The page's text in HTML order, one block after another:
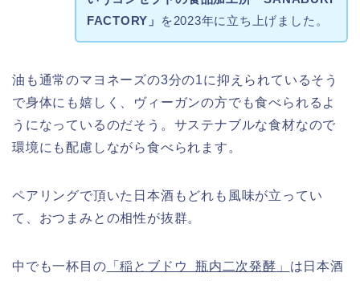
FACTORY」
を2023年に立ち上げました。
油も通常のマヨネーズの3分の1に抑えられているそう
で身体にも嬉しく、ヴィーガンの方でも食べられるよ
うになっているのだそう。サステナブルな食材なので
環境にも配慮しながら食べられます。
ペアリングで頂いた日本酒もどれも風味が立ってい
て、おつまみとの相性が抜群。
中でも一杯目の 「稲とブドウ 瓶内二次発酵」 は日本酒